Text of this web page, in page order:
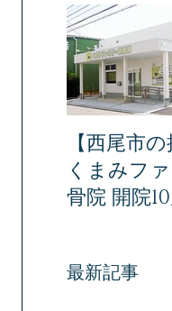
【西尾市の
くまみフ
骨院 開院
最新記事